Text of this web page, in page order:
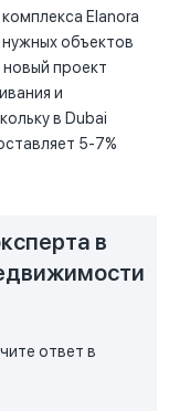
Elanora
объектов
проект
и
в Dubai
5-7%
в
ответ в